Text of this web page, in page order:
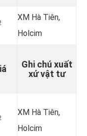
XM Hà Tiên,
Holcim
Ghi chú xuất
xứ vật tư
XM Hà Tiên,
Holcim